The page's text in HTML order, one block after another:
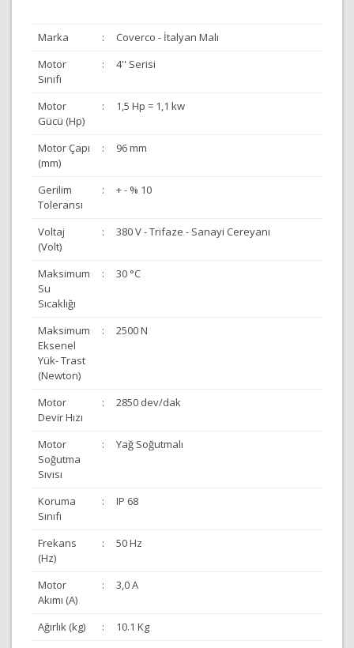
Marka :
Coverco - İtalyan Malı
Motor
Sınıfı
: 4'' Serisi
Motor
Gücü (Hp)
: 1,5 Hp = 1,1 kw
Motor Çapı
(mm)
: 96 mm
Gerilim
Toleransı
: + - % 10
Voltaj
(Volt)
: 380 V - Trifaze - Sanayi Cereyanı
Maksimum
Su
Sıcaklığı
: 30 °C
Maksimum
Eksenel
Yük- Trast
(Newton)
: 2500 N
Motor
Devir Hızı
: 2850 dev/dak
Motor
Soğutma
Sıvısı
: Yağ Soğutmalı
Koruma
Sınıfı
: IP 68
Frekans
(Hz)
: 50 Hz
Motor
Akımı (A)
: 3,0 A
Ağırlık (kg) :
10.1 Kg